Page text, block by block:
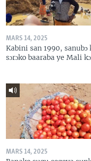
MARS 14, 2025
Kabini san 1990, sanubɔ
sɔrɔko baaraba ye Mali
MARS 14, 2025